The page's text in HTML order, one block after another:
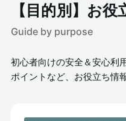
【目的別】お
Guide by purpose
初心者向けの安全＆安心利
ポイントなど、お役立ち情